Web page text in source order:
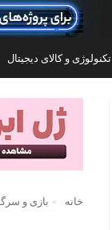
تکنولوژی و کالای دیجیتال
منوی ناوبری
خانه بازی و